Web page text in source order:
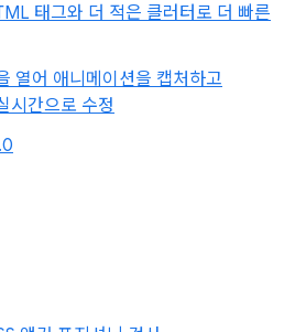
태그와 더 적은 클러터로 더 빠른
열어 애니메이션을 캡처하고
시간으로 수정